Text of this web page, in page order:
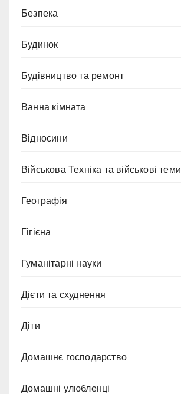
Безпека
Будинок
Будівництво та ремонт
Ванна кімната
Відносини
Військова Техніка та військові теми
Географія
Гігієна
Гуманітарні науки
Дієти та схуднення
Діти
Домашнє господарство
Домашні улюбленці